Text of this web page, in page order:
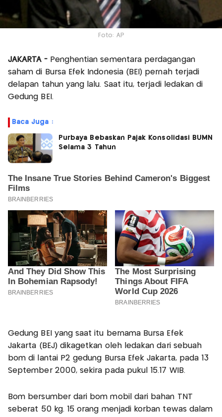
Foto: AP
JAKARTA - Penghentian sementara perdagangan
saham di Bursa Efek Indonesia (BEI) pernah terjadi
delapan tahun yang lalu. Saat itu, terjadi ledakan di
Gedung BEI.
Baca Juga :
Purbaya Bebaskan Pajak Konsolidasi BUMN
Selama 3 Tahun
Gedung BEI yang saat itu bernama Bursa Efek
Jakarta (BEJ) dikagetkan oleh ledakan dari sebuah
bom di lantai P2 gedung Bursa Efek Jakarta, pada 13
September 2000, sekira pada pukul 15.17 WIB.
Bom bersumber dari bom mobil dari bahan TNT
seberat 50 kg. 15 orang menjadi korban tewas dalam